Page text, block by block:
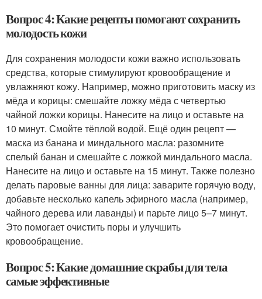
Вопрос 4: Какие рецепты помогают сохранить
молодость кожи
Для сохранения молодости кожи важно использовать
средства, которые стимулируют кровообращение и
увлажняют кожу. Например, можно приготовить маску из
мёда и корицы: смешайте ложку мёда с четвертью
чайной ложки корицы. Нанесите на лицо и оставьте на
10 минут. Смойте тёплой водой. Ещё один рецепт —
маска из банана и миндального масла: разомните
спелый банан и смешайте с ложкой миндального масла.
Нанесите на лицо и оставьте на 15 минут. Также полезно
делать паровые ванны для лица: заварите горячую воду,
добавьте несколько капель эфирного масла (например,
чайного дерева или лаванды) и парьте лицо 5–7 минут.
Это помогает очистить поры и улучшить
кровообращение.
Вопрос 5: Какие домашние скрабы для тела
самые эффективные